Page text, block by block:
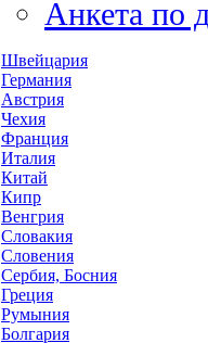
Анкета по
Швейцария
Германия
Австрия
Чехия
Франция
Италия
Китай
Кипр
Венгрия
Словакия
Словения
Сербия, Босния
Греция
Румыния
Болгария